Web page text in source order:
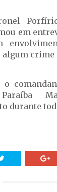
em
o
durante